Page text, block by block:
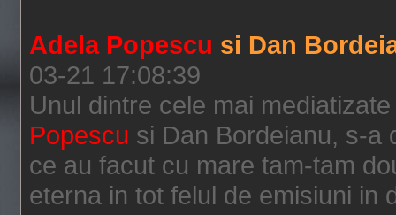
Adela Popescu si Dan
03-21 17:08:39
Unul dintre cele mai
Popescu si Dan Bordeianu, s-a
ce au facut cu mare tam-tam
eterna in tot felul de emisiuni in